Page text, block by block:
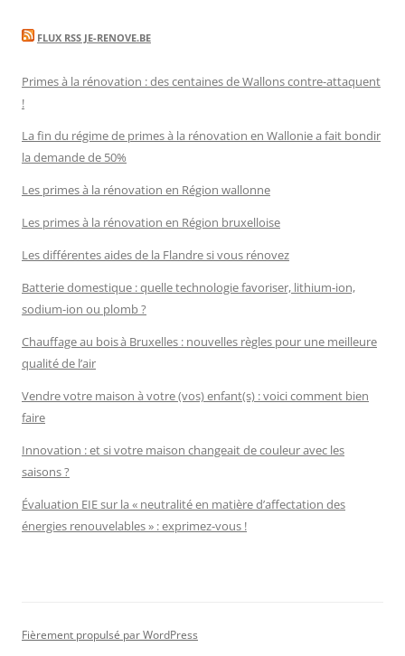
FLUX RSS JE-RENOVE.BE
Primes à la rénovation : des centaines de Wallons contre-attaquent
!
La fin du régime de primes à la rénovation en Wallonie a fait bondir
la demande de 50%
Les primes à la rénovation en Région wallonne
Les primes à la rénovation en Région bruxelloise
Les différentes aides de la Flandre si vous rénovez
Batterie domestique : quelle technologie favoriser, lithium-ion,
sodium-ion ou plomb ?
Chauffage au bois à Bruxelles : nouvelles règles pour une meilleure
qualité de l’air
Vendre votre maison à votre (vos) enfant(s) : voici comment bien
faire
Innovation : et si votre maison changeait de couleur avec les
saisons ?
Évaluation EIE sur la « neutralité en matière d’affectation des
énergies renouvelables » : exprimez-vous !
Fièrement propulsé par WordPress